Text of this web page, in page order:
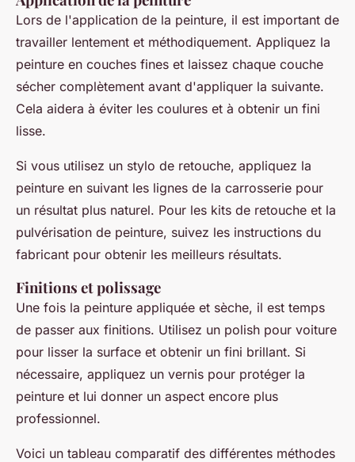
Lors de l'application de la peinture, il est important de
travailler lentement et méthodiquement. Appliquez la
peinture en couches fines et laissez chaque couche
sécher complètement avant d'appliquer la suivante.
Cela aidera à éviter les coulures et à obtenir un fini
lisse.
Si vous utilisez un stylo de retouche, appliquez la
peinture en suivant les lignes de la carrosserie pour
un résultat plus naturel. Pour les kits de retouche et la
pulvérisation de peinture, suivez les instructions du
fabricant pour obtenir les meilleurs résultats.
Finitions et polissage
Une fois la peinture appliquée et sèche, il est temps
de passer aux finitions. Utilisez un polish pour voiture
pour lisser la surface et obtenir un fini brillant. Si
nécessaire, appliquez un vernis pour protéger la
peinture et lui donner un aspect encore plus
professionnel.
Voici un tableau comparatif des différentes méthodes